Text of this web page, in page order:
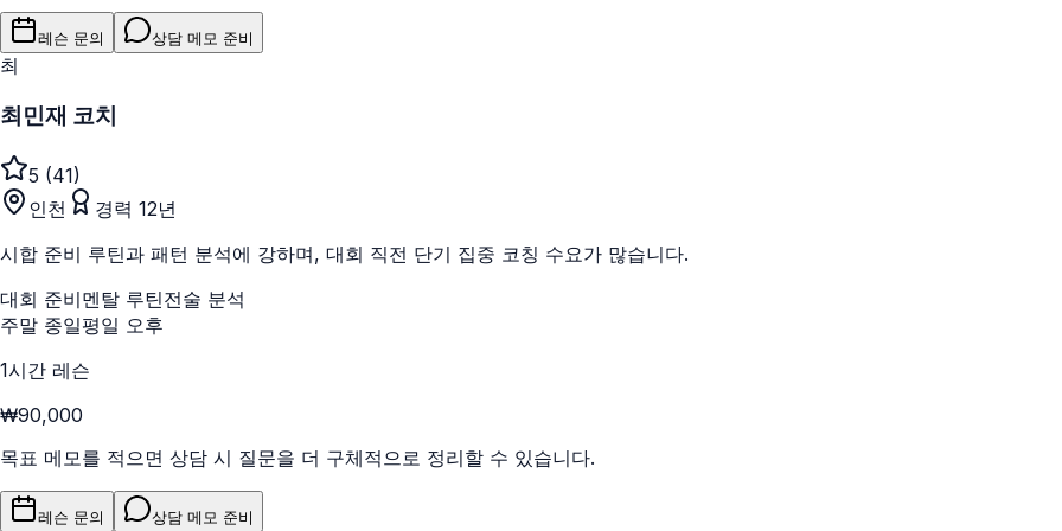
레슨 문의 상담 메모 준비
최
최민재 코치
5 (41)
인천
경력 12년
시합 준비 루틴과 패턴 분석에 강하며, 대회 직전 단기 집중 코칭 수요가 많습니다.
대회 준비멘탈 루틴전술 분석
주말 종일평일 오후
1시간 레슨
₩90,000
목표 메모를 적으면 상담 시 질문을 더 구체적으로 정리할 수 있습니다.
레슨 문의 상담 메모 준비